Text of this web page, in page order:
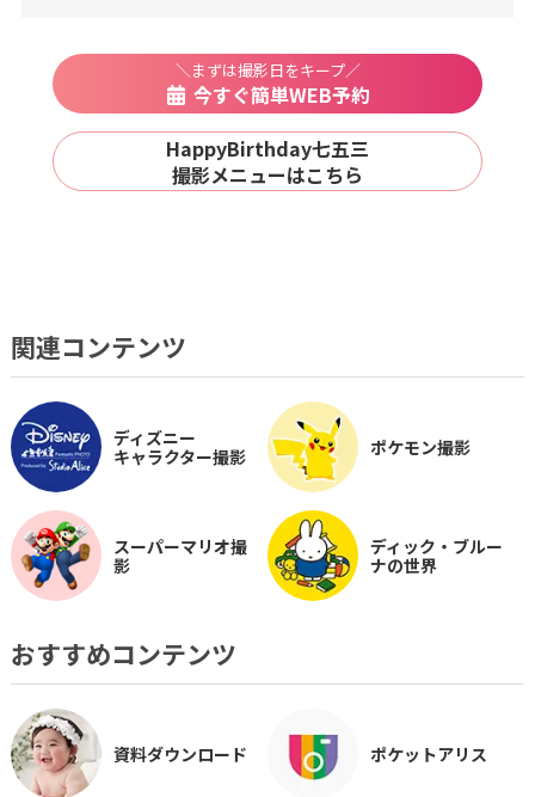
＼まずは撮影日をキープ／
今すぐ簡単WEB予約
HappyBirthday七五三
撮影メニューはこちら
関連コンテンツ
ディズニー
キャラクター撮影
ポケモン撮影
スーパーマリオ撮
影
ディック・ブルー
ナの世界
おすすめコンテンツ
資料ダウンロード ポケットアリス